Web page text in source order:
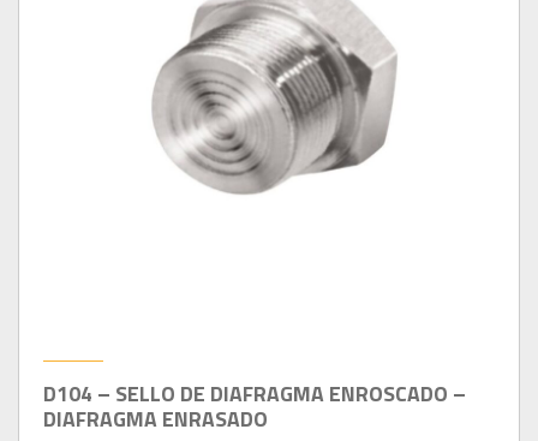
D104 – SELLO DE DIAFRAGMA ENROSCADO –
DIAFRAGMA ENRASADO